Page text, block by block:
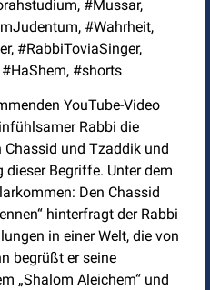
#Mussar,
#Wahrheit,
#RabbiToviaSinger,
#shorts
YouTube-Video
Rabbi die
und Tzaddik und
Begriffe. Unter dem
Den Chassid
hinterfragt der Rabbi
in einer Welt, die von
begrüßt er seine
„Shalom Aleichem“ und